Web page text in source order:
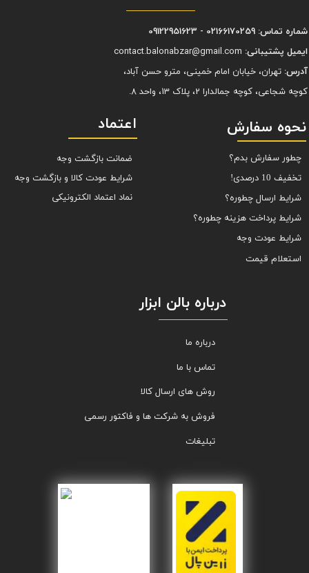
شماره تماس: 02166170259 - 09122951623
ایمیل پشتیبانی:
آدرس: تهران، خیابان امام خمینی، مترو حسن آباد،
کوچه شجاعی، کوچه جمالدارا 2، پلاک 13، واحد 8.
نحوه سفارش
چطور سفارش بدم؟
تخفیف 10 درصدی!
شرایط ارسال چطوره؟
شرایط پرداخت هزینه چطوره؟
شرایط عودت وجه
استعلام قیمت
اعتماد
ضمانت بازگشت وجه
شرایط عودت کالا و بازگشت وجه
نماد اعتماد الکترونیکی
درباره بالن ابزار
درباره ما
تماس با ما
روش های ارسال کالا
فروش به شرکت ها و فاکتور رسمی
تبلیغات